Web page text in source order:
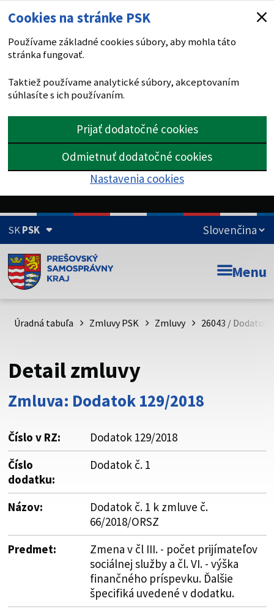
Cookies na stránke PSK
Používame základné cookies súbory, aby mohla táto
stránka fungovať.
Taktiež používame analytické súbory, akceptovaním
súhlasíte s ich používaním.
Prijať dodatočné cookies
Odmietnuť dodatočné cookies
Nastavenia cookies
SKPSK
Doména psk.sk je oficiálna
Toto je oficiálna webová stránka Prešovského
psk.sk.
Buďte pozorní a vždy sa uistite, že zdieľate informácie iba
cez zabezpečenú webovú stránku. Zabezpečená stránka
vždy začína https:// pred názvom domény webového sídla.
Menu
Úradná tabuľa Zmluvy PSK Zmluvy 26043 / Dodatok
Detail zmluvy
Zmluva: Dodatok 129/2018
Číslo v RZ:
Dodatok 129/2018
Číslo
dodatku:
Dodatok č. 1
Názov:
Dodatok č. 1 k zmluve č.
66/2018/ORSZ
Predmet:
Zmena v čl III. - počet prijímateľov
sociálnej služby a čl. VI. - výška
finančného príspevku. Ďalšie
špecifiká uvedené v dodatku.